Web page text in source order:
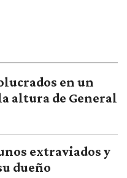
en un
altura de General
extraviados y
dueño